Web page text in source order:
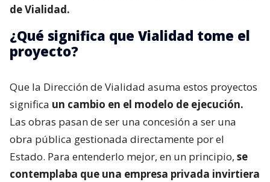
de Vialidad.
¿Qué significa que Vialidad tome el
proyecto?
Que la Dirección de Vialidad asuma estos proyectos
significa un cambio en el modelo de ejecución.
Las obras pasan de ser una concesión a ser una
obra pública gestionada directamente por el
Estado. Para entenderlo mejor, en un principio, se
contemplaba que una empresa privada invirtiera